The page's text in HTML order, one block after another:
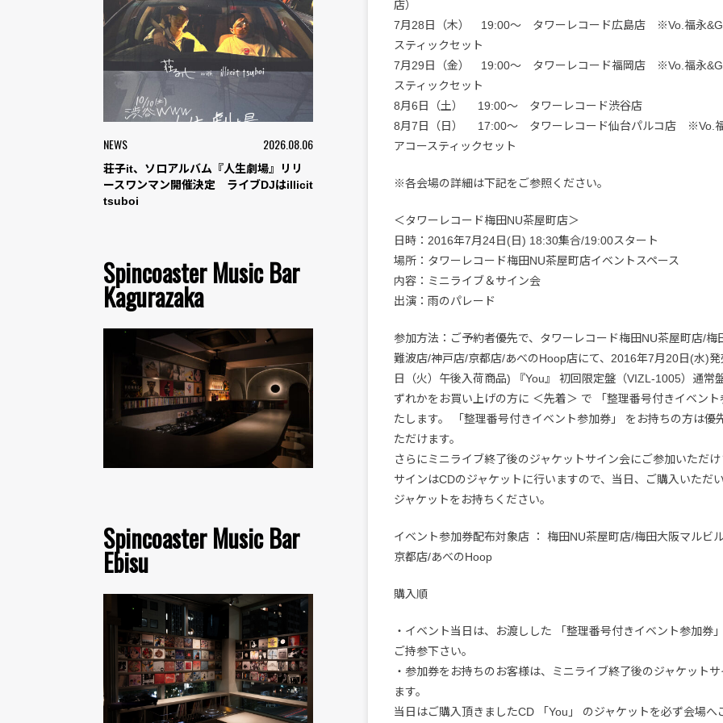
NEWS 2026.08.06
荘子it、ソロアルバム『人生劇場』リリ
ースワンマン開催決定 ライブDJはillicit
tsuboi
Spincoaster Music Bar
Kagurazaka
Spincoaster Music Bar
Ebisu
店）
7月28日（木） 19:00～ タワーレコード広島店 ※Vo.福永
スティックセット
7月29日（金） 19:00～ タワーレコード福岡店 ※Vo.福永
スティックセット
8月6日（土） 19:00～ タワーレコード渋谷店
8月7日（日） 17:00～ タワーレコード仙台パルコ店 ※Vo.福
アコースティックセット
※各会場の詳細は下記をご参照ください。
＜タワーレコード梅田NU茶屋町店＞
日時：2016年7月24日(日) 18:30集合/19:00スタート
場所：タワーレコード梅田NU茶屋町店イベントスペース
内容：ミニライブ＆サイン会
出演：雨のパレード
参加方法：ご予約者優先で、タワーレコード梅田NU茶屋町店/梅
難波店/神戸店/京都店/あべのHoop店にて、2016年7月20日(水)
日（火）午後入荷商品) 『You』 初回限定盤（VIZL-1005）通常
ずれかをお買い上げの方に ＜先着＞ で 「整理番号付きイベン
たします。 「整理番号付きイベント参加券」 をお持ちの方は優
ただけます。
さらにミニライブ終了後のジャケットサイン会にご参加いただけ
サインはCDのジャケットに行いますので、当日、ご購入いただ
ジャケットをお持ちください。
イベント参加券配布対象店 ： 梅田NU茶屋町店/梅田大阪マルビ
京都店/あべのHoop
購入順
・イベント当日は、お渡しした 「整理番号付きイベント参加券
ご持参下さい。
・参加券をお持ちのお客様は、ミニライブ終了後のジャケット
ます。
当日はご購入頂きましたCD 「You」 のジャケットを必ず会場へ